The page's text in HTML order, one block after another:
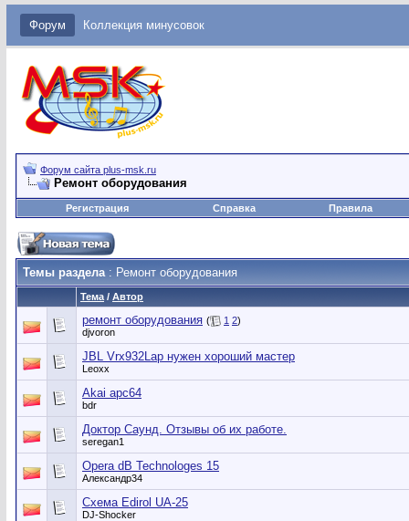
Форум Коллекция минусовок
Форум сайта plus-msk.ru
Ремонт оборудования
Регистрация Справка Правила
Темы раздела: Ремонт оборудования
Тема / Автор
ремонт оборудования ( 1 2)
djvoron
JBL Vrx932Lap нужен хороший мастер
Leoxx
Akai apc64
bdr
Доктор Саунд. Отзывы об их работе.
seregan1
Opera dB Technologes 15
Александр34
Схема Edirol UA-25
DJ-Shocker